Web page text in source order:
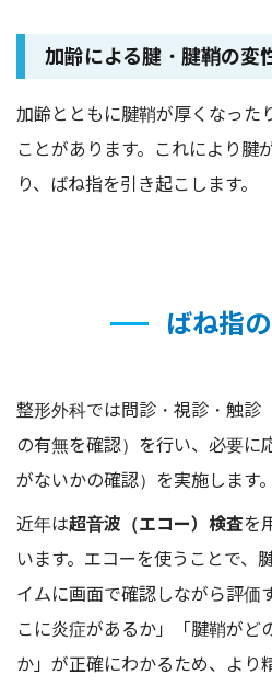
加齢による腱・腱鞘の変
加齢とともに腱鞘が厚くなった
ことがあります。これにより腱
り、ばね指を引き起こします。
ばね指
整形外科では問診・視診・触診
の有無を確認）を行い、必要に
がないかの確認）を実施します。
近年は超音波（エコー）検査を
います。エコーを使うことで、
イムに画面で確認しながら評価
こに炎症があるか」「腱鞘がど
か」が正確にわかるため、より